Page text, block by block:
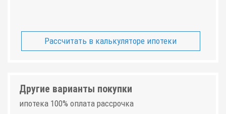
Рассчитать в калькуляторе ипотеки
Другие варианты покупки
ипотека 100% оплата рассрочка